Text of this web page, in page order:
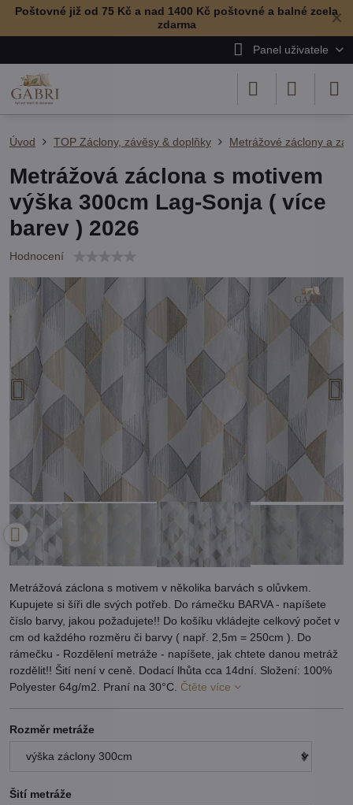
✕
Poštovné již od 75 Kč a nad 1400 Kč poštovné a balné zcela
zdarma
Panel uživatele
Úvod TOP Záclony, závěsy & doplňky Metrážové záclony a
Metrážová záclona s motivem
výška 300cm Lag-Sonja ( více
barev ) 2026
Hodnocení
Metrážová záclona s motivem v několika barvách s olůvkem.
Kupujete si šíři dle svých potřeb. Do rámečku BARVA - napíšete
číslo barvy, jakou požadujete!! Do košíku vkládejte celkový počet v
cm od každého rozměru či barvy ( např. 2,5m = 250cm ). Do
rámečku - Rozdělení metráže - napíšete, jak chtete danou metráž
rozdělit!! Šití není v ceně. Dodací lhůta cca 14dní. Složení: 100%
Polyester 64g/m2. Praní na 30°C. Čtěte více
Rozměr metráže
Šití metráže